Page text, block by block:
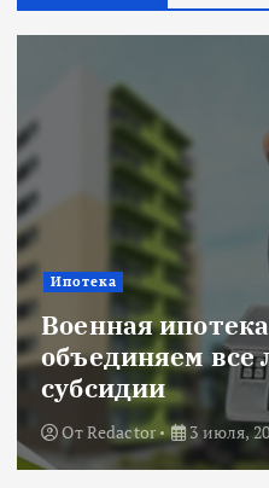
Ипотека
Военная
объединяем все
субсидии
ОтRedactor 3 июля,